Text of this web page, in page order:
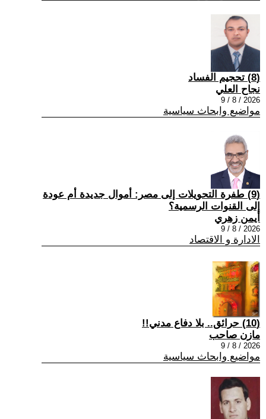
(8) تحجيم الفساد
نجاح العلي
2026 / 8 / 9
مواضيع وابحاث سياسية
(9) طفرة التحويلات إلى مصر: أموال جديدة أم عودة
إلى القنوات الرسمية؟
أيمن زهري
2026 / 8 / 9
الادارة و الاقتصاد
(10) حرائق.. بلا دفاع مدني!!
مازن صاحب
2026 / 8 / 9
مواضيع وابحاث سياسية